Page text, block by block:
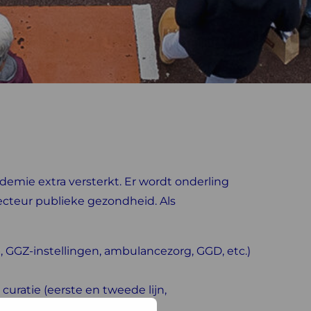
extra versterkt. Er wordt onderling
publieke gezondheid. Als
instellingen, ambulancezorg, GGD, etc.)
(eerste en tweede lijn,